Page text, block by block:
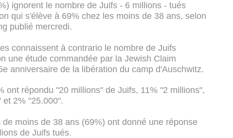
ignorent le nombre de Juifs - 6 millions - tués
qui s'élève à 69% chez les moins de 38 ans, selon
publié mercredi.
connaissent à contrario le nombre de Juifs
une étude commandée par la Jewish Claim
anniversaire de la libération du camp d'Auschwitz.
ont répondu "20 millions" de Juifs, 11% "2 millions",
et 2% "25.000".
moins de 38 ans (69%) ont donné une réponse
de Juifs tués.